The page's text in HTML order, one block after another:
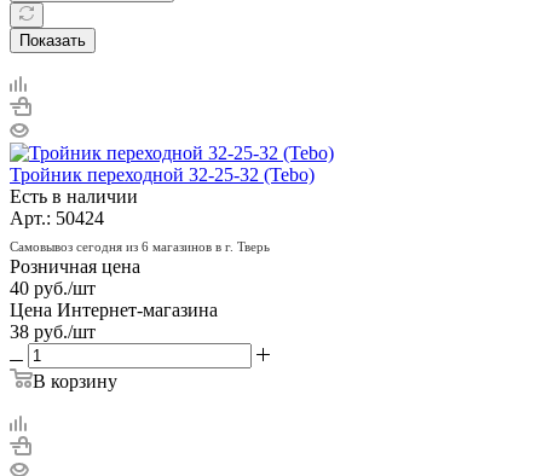
Показать
Тройник переходной 32-25-32 (Tebo)
Есть в наличии
Арт.: 50424
Самовывоз сегодня из 6 магазинов в г. Тверь
Розничная цена
40 руб./шт
Цена Интернет-магазина
38 руб./шт
В корзину